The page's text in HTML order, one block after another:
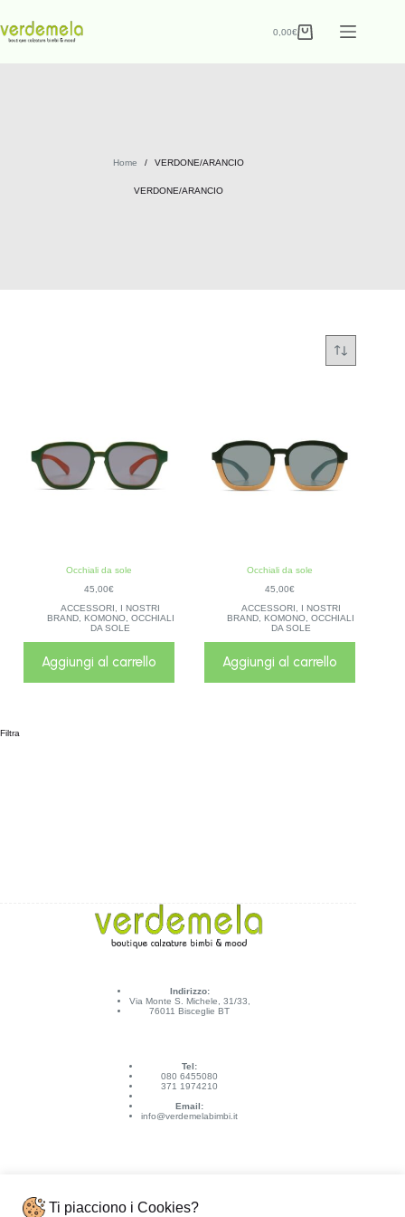
0,00€
Home / VERDONE/ARANCIO
VERDONE/ARANCIO
Occhiali da sole
45,00€
ACCESSORI
I NOSTRI
BRAND, KOMONO, OCCHIALI
DA SOLE
Aggiungi al carrello
Occhiali da sole
45,00€
ACCESSORI
I NOSTRI
BRAND ,KOMONO ,OCCHIALI
DA SOLE
Aggiungi al carrello
Filtra
Indirizzo:
Via Monte S. Michele, 31/33,
76011 Bisceglie BT
Tel:
080 6455080
371 1974210
Email:
info@verdemelabimbi.it
Ti piacciono i Cookies?